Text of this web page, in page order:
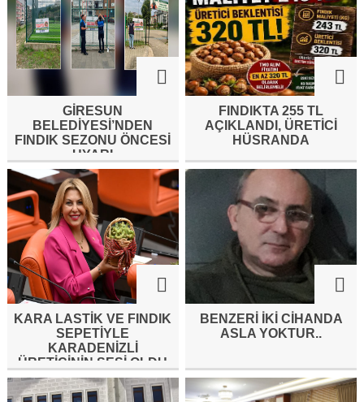
GİRESUN
BELEDİYESİ’NDEN
FINDIK SEZONU ÖNCESİ
UYARI
FINDIKTA 255 TL
AÇIKLANDI, ÜRETİCİ
HÜSRANDA
KARA LASTİK VE FINDIK
SEPETİYLE
KARADENİZLİ
ÜRETİCİNİN SESİ OLDU
BENZERI IKI CIHANDA
ASLA YOKTUR..